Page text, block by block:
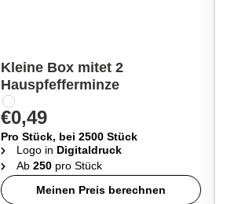
Kleine Box mitet 2
Hauspfefferminze
€0,49
Pro Stück, bei 2500 Stück
Logo in Digitaldruck
Ab 250pro Stück
Meinen Preis berechnen